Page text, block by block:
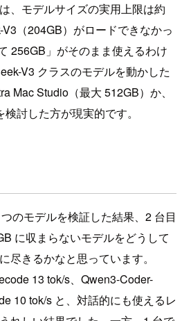
、モデルサイズの実用上限は約
（204GB）がロードできなかっ
256GB」がそのまま使えるわけ
V3 クラスのモデルを動かした
Mac Studio（最大 512GB）か、
討した方が現実的です。
のモデルを検証した結果、2 台目
に収まらないモデルをどうして
尽きるかなと思っています。
13 tok/s、Qwen3-Coder-
10 tok/s と、対話的にも使えるレ